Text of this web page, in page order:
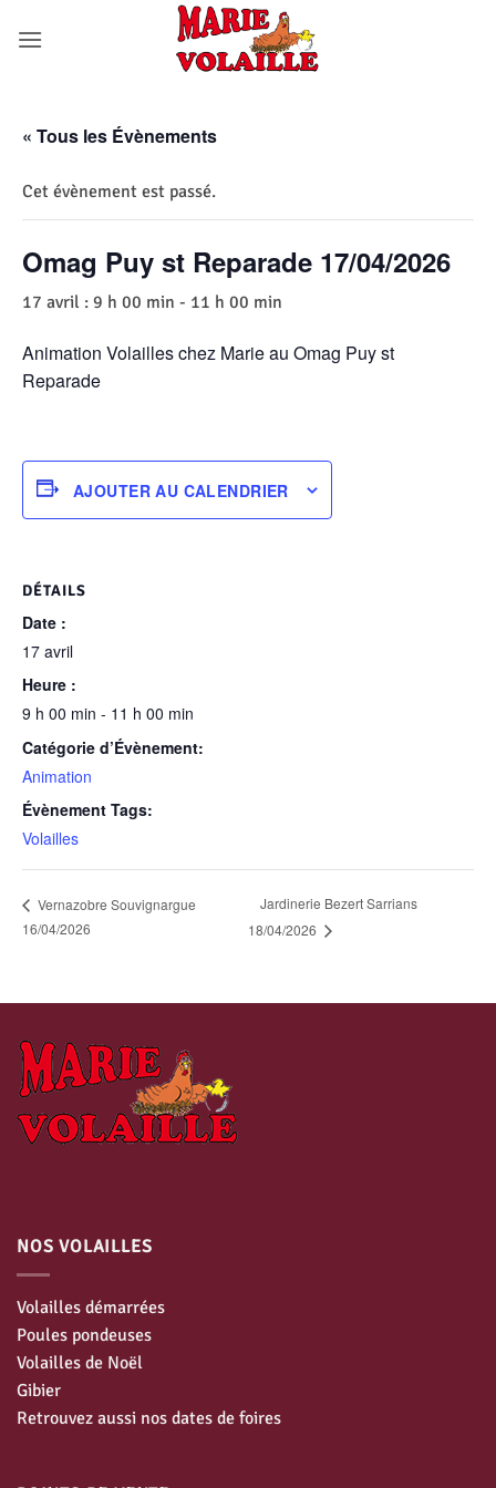
« Tous les Évènements
Cet évènement est passé.
Omag Puy st Reparade 17/04/2026
17 avril : 9 h 00 min - 11 h 00 min
Animation Volailles chez Marie au Omag Puy st
Reparade
AJOUTER AU CALENDRIER
DÉTAILS
Date :
17 avril
Heure :
9 h 00 min - 11 h 00 min
Catégorie d’Évènement:
Animation
Évènement Tags:
Volailles
Vernazobre Souvignargue
16/04/2026
Jardinerie Bezert Sarrians
18/04/2026
NOS VOLAILLES
Volailles démarrées
Poules pondeuses
Volailles de Noël
Gibier
Retrouvez aussi nos dates de foires